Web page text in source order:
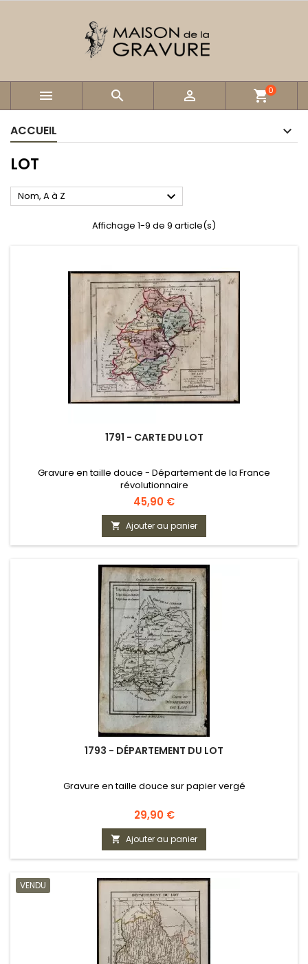
   shopping_cart0
ACCUEIL
LOT
Nom, A à Z 
Affichage 1-9 de 9 article(s)
1791 - CARTE DU LOT
Gravure en taille douce - Département de la France
révolutionnaire
Prix
45,90 €
 Ajouter au panier
1793 - DÉPARTEMENT DU LOT
Gravure en taille douce sur papier vergé
Prix
29,90 €
 Ajouter au panier
VENDU